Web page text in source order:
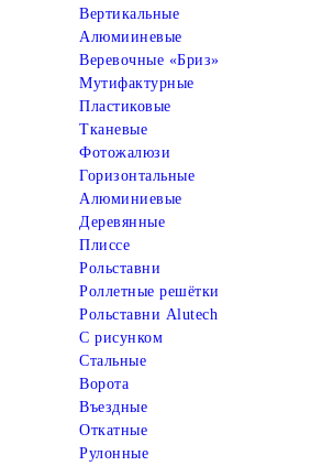
Вертикальные
Алюмииневые
Веревочные «Бриз»
Мутифактурные
Пластиковые
Тканевые
Фотожалюзи
Горизонтальные
Алюминиевые
Деревянные
Плиссе
Рольставни
Роллетные решётки
Рольставни Alutech
С рисунком
Стальные
Ворота
Въездные
Откатные
Рулонные